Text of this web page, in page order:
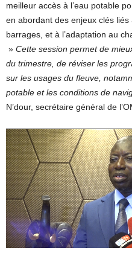
meilleur accès à l’eau potable
en abordant des enjeux clés
barrages, et à l’adaptation au
» Cette session permet de
du trimestre, de réviser les
sur les usages du fleuve,
potable et les conditions de
N’dour, secrétaire général de